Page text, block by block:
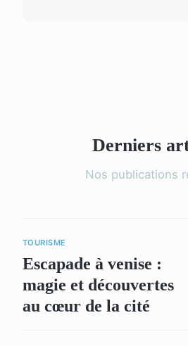
Derniers
Nos publications
TOURISME
Escapade à venise :
magie et découvertes
au cœur de la cité